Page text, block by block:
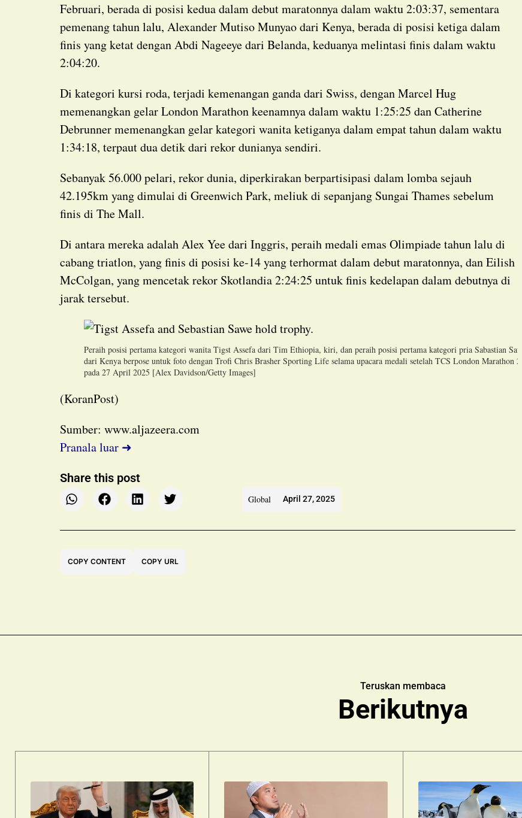
Februari, berada di posisi kedua dalam debut maratonnya dalam waktu 2:03:37, sementara
pemenang tahun lalu, Alexander Mutiso Munyao dari Kenya, berada di posisi ketiga dalam
finis yang ketat dengan Abdi Nageeye dari Belanda, keduanya melintasi finis dalam waktu
2:04:20.
Di kategori kursi roda, terjadi kemenangan ganda dari Swiss, dengan Marcel Hug
memenangkan gelar London Marathon keenamnya dalam waktu 1:25:25 dan Catherine
Debrunner memenangkan gelar kategori wanita ketiganya dalam empat tahun dalam waktu
1:34:18, terpaut dua detik dari rekor dunianya sendiri.
Sebanyak 56.000 pelari, rekor dunia, diperkirakan berpartisipasi dalam lomba sejauh
42.195km yang dimulai di Greenwich Park, meliuk di sepanjang Sungai Thames sebelum
finis di The Mall.
Di antara mereka adalah Alex Yee dari Inggris, peraih medali emas Olimpiade tahun lalu di
cabang triatlon, yang finis di posisi ke-14 yang terhormat dalam debut maratonnya, dan Eilish
McColgan, yang mencetak rekor Skotlandia 2:24:25 untuk finis kedelapan dalam debutnya di
jarak tersebut.
Peraih posisi pertama kategori wanita Tigst Assefa dari Tim Ethiopia, kiri, dan peraih posisi pertama kategori pria Sabastian Sawe
dari Kenya berpose untuk foto dengan Trofi Chris Brasher Sporting Life selama upacara medali setelah TCS London Marathon
pada 27 April 2025 [Alex Davidson/Getty Images]
(KoranPost)
Sumber: www.aljazeera.com
Pranala luar ➜
Share this post
Global April 27, 2025
COPY CONTENT COPY URL
Teruskan membaca
Berikutnya